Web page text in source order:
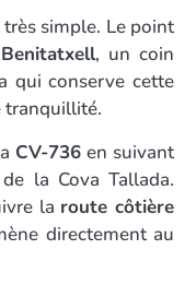
simple. Le point
, un coin
qui conserve cette
tranquillité.
CV-736 en suivant
la Cova Tallada.
la route côtière
directement au